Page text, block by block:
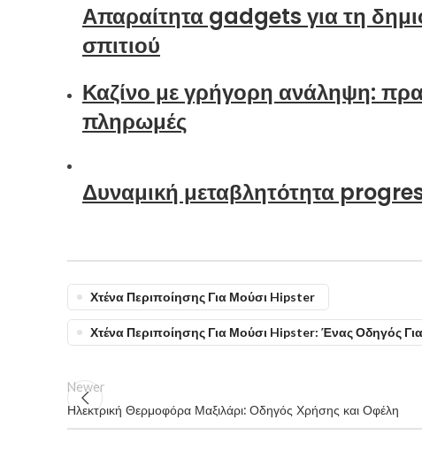
Απαραίτητα gadgets για τη
σπιτιού
Καζίνο με γρήγορη ανάληψη:
πληρωμές
Δυναμική μεταβλητότητα
Χτένα Περιποίησης Για Μούσι Hipster
Χτένα Περιποίησης Για Μούσι Hipster: Ένας Οδηγός
Newer
Ηλεκτρική Θερμοφόρα Μαξιλάρι: Οδηγός Χρήσης και Οφέλη